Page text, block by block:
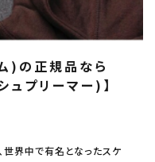
)の正規品なら
プリーマー)】
界中で有名となったスケ